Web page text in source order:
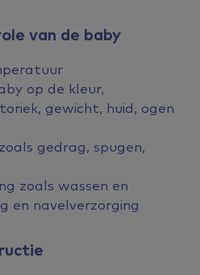
van de baby
op de kleur,
gewicht, huid, ogen
gedrag, spugen,
zoals wassen en
en navelverzorging